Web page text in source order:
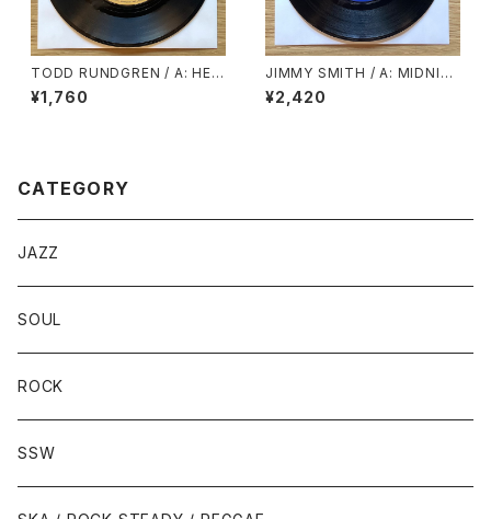
TODD RUNDGREN / A: HEL
LO IT’S ME / B: COLD MOR
NING LIGHT
¥1,760
JIMMY SMITH / A: MIDNIG
HT SPECIAL PART.1 / B: MI
DNIGHT SPECIAL PART.2
¥2,420
CATEGORY
JAZZ
SOUL
ROCK
SSW